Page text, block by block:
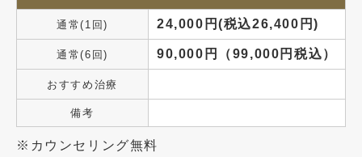
通常(1回) 24,000円(税込26,400円)
通常(6回) 90,000円（99,000円税込）
おすすめ治療
備考
※カウンセリング無料